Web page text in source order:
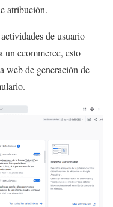
atribución.
de usuario
un ecommerce, esto
web de generación de